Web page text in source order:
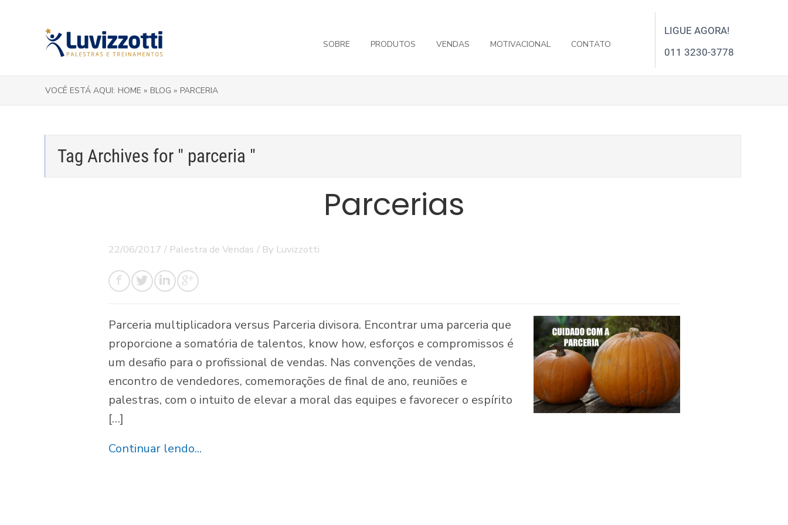
SOBRE PRODUTOS VENDAS MOTIVACIONAL CONTATO
LIGUE AGORA!
011 3230-3778
VOCÊ ESTÁ AQUI: HOME » BLOG » PARCERIA
Tag Archives for " parceria "
Parcerias
22/06/2017 / Palestra de Vendas / By Luvizzotti
Parceria multiplicadora versus Parceria divisora. Encontrar uma parceria que
proporcione a somatória de talentos, know how, esforços e compromissos é
um desafio para o profissional de vendas. Nas convenções de vendas,
encontro de vendedores, comemorações de final de ano, reuniões e
palestras, com o intuito de elevar a moral das equipes e favorecer o espírito
[…]
Continuar lendo...